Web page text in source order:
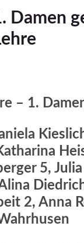
Damen
– 1.
5,
2, Anna